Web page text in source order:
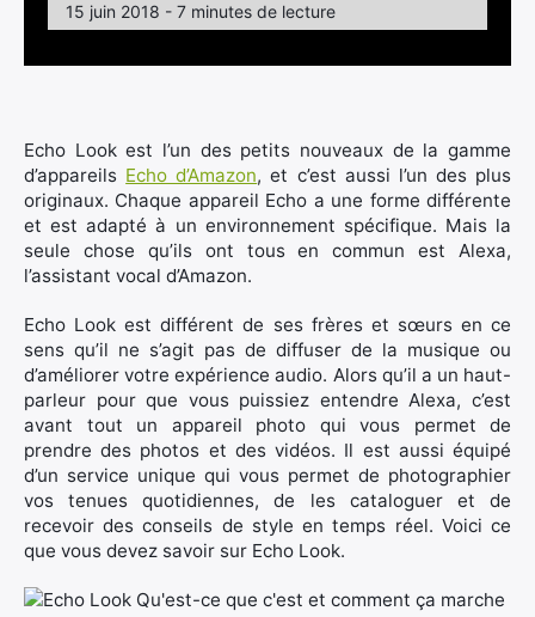
15 juin 2018 - 7 minutes de lecture
Echo Look est l’un des petits nouveaux de la gamme
d’appareils Echo d’Amazon, et c’est aussi l’un des plus
originaux. Chaque appareil Echo a une forme différente
et est adapté à un environnement spécifique. Mais la
seule chose qu’ils ont tous en commun est Alexa,
l’assistant vocal d’Amazon.
Echo Look est différent de ses frères et sœurs en ce
sens qu’il ne s’agit pas de diffuser de la musique ou
d’améliorer votre expérience audio. Alors qu’il a un haut-
parleur pour que vous puissiez entendre Alexa, c’est
avant tout un appareil photo qui vous permet de
prendre des photos et des vidéos. Il est aussi équipé
d’un service unique qui vous permet de photographier
vos tenues quotidiennes, de les cataloguer et de
recevoir des conseils de style en temps réel. Voici ce
que vous devez savoir sur Echo Look.